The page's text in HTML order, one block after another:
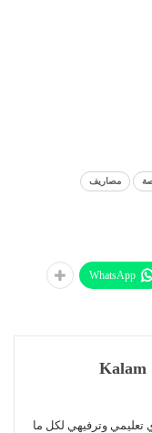
مصاريف
WhatsApp
Kalam
تعليمي وترفيهي لكل ما